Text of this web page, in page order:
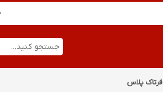
فرتاک پلاس